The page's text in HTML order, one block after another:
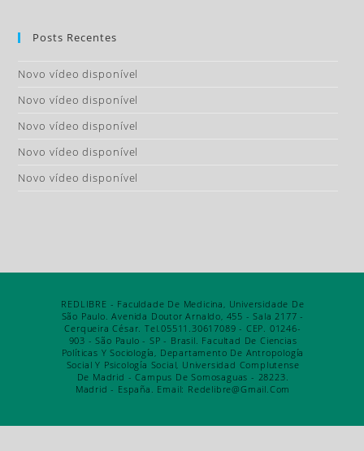
Posts Recentes
Novo vídeo disponível
Novo vídeo disponível
Novo vídeo disponível
Novo vídeo disponível
Novo vídeo disponível
REDLIBRE - Faculdade De Medicina, Universidade De
São Paulo. Avenida Doutor Arnaldo, 455 - Sala 2177 -
Cerqueira César. Tel.05511.30617089 - CEP. 01246-
903 - São Paulo - SP - Brasil. Facultad De Ciencias
Políticas Y Sociología, Departamento De Antropología
Social Y Psicología Social, Universidad Complutense
De Madrid - Campus De Somosaguas - 28223.
Madrid - España. Email: Redelibre@gmail.com